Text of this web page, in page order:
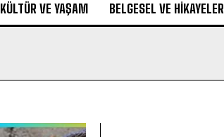
KÜLTÜR VE YAŞAM BELGESEL VE HIKAYELER